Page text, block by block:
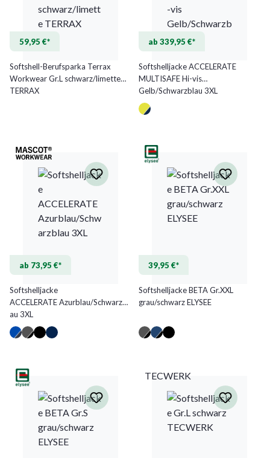
59,95 €*
Softshell-Berufsparka Terrax
Workwear Gr.L schwarz/limette
TERRAX
ab 339,95 €*
Softshelljacke ACCELERATE
MULTISAFE Hi-vis
Gelb/Schwarzblau 3XL
ab 73,95 €*
Softshelljacke
ACCELERATE Azurblau/Schwarzbl
au 3XL
39,95 €*
Softshelljacke BETA Gr.XXL
grau/schwarz ELYSEE
(Diese Option ist zurzeit nicht
TECWERK